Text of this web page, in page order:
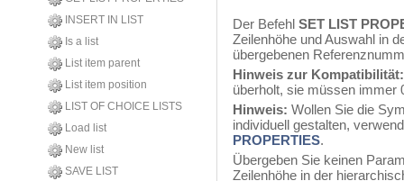
INSERT IN LIST
Is a list
List item parent
List item position
LIST OF CHOICE LISTS
Load list
New list
SAVE LIST
Der Befehl SET LIST
Zeilenhöhe und Auswahl in
übergebenen
Hinweis zur
überholt, sie müssen immer
Hinweis: Wollen Sie die
individuell gestalten,
PROPERTIES.
Übergeben Sie keinen
Zeilenhöhe in der